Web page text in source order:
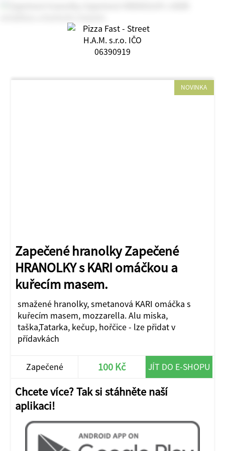
NOVINKA
Zapečené hranolky Zapečené
HRANOLKY s KARI omáčkou a
kuřecím masem.
smažené hranolky, smetanová KARI omáčka s
kuřecím masem, mozzarella. Alu miska,
taška,Tatarka, kečup, hořčice - lze přidat v
přídavkách
Zapečené
hranolky
100 Kč JÍT DO E-SHOPU
Chcete více? Tak si stáhněte naší
aplikaci!